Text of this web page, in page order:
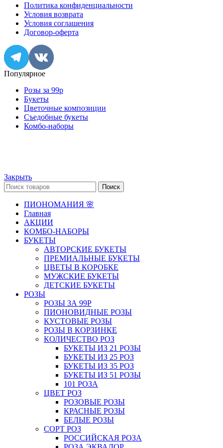
Политика конфиденциальности
Условия возврата
Условия соглашения
Договор-оферта
Популярное
Розы за 99р
Букеты
Цветочные композиции
Съедобные букеты
Комбо-наборы
Закрыть
Поиск
ПИОНОМАНИЯ 🌸
Главная
АКЦИИ
КОМБО-НАБОРЫ
БУКЕТЫ
АВТОРСКИЕ БУКЕТЫ
ПРЕМИАЛЬНЫЕ БУКЕТЫ
ЦВЕТЫ В КОРОБКЕ
МУЖСКИЕ БУКЕТЫ
ДЕТСКИЕ БУКЕТЫ
РОЗЫ
РОЗЫ ЗА 99Р
ПИОНОВИДНЫЕ РОЗЫ
КУСТОВЫЕ РОЗЫ
РОЗЫ В КОРЗИНКЕ
КОЛИЧЕСТВО РОЗ
БУКЕТЫ ИЗ 21 РОЗЫ
БУКЕТЫ ИЗ 25 РОЗ
БУКЕТЫ ИЗ 35 РОЗ
БУКЕТЫ ИЗ 51 РОЗЫ
101 РОЗА
ЦВЕТ РОЗ
РОЗОВЫЕ РОЗЫ
КРАСНЫЕ РОЗЫ
БЕЛЫЕ РОЗЫ
СОРТ РОЗ
РОССИЙСКАЯ РОЗА